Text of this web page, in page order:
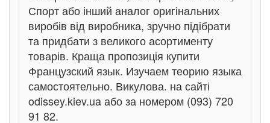
Спорт або інший аналог оригінальних
виробів від виробника, зручно підібрати
та придбати з великого асортименту
товарів. Краща пропозиція купити
Французский язык. Изучаем теорию языка
самостоятельно. Викулова. на сайті
odissey.kiev.ua або за номером (093) 720
91 82.